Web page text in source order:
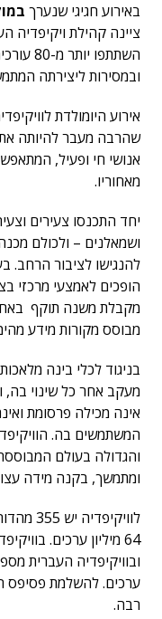
באירוע חגיגי שנערך
ובמסירות ליצירתה
אירוע היומולדת
שהרבה מעבר להיותה
אנושי חי ופעיל,
מאחוריו.
יחד התכנסו צעירים
ושמאלנים – ולכולם
הופכים לאמצעי מרכזי
מקבלת משנה תוקף
מבוסס מקורות מידע
בניגוד לכלי בינה
מעקב אחר כל שינוי בה,
אינה מכילה פרסומת
המשתמשים בה.
והגדולה בעולם
ומתמשך, בקנה מידה
ערכים. להשלמת פסיפס
רבה.